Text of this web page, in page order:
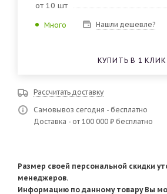
от 10 шт
Много Нашли дешевле?
КУПИТЬ В 1 КЛИК
Рассчитать доставку
Самовывоз сегодня - бесплатно
Доставка - от 100 000 ₽ бесплатно
Размер своей персональной скидки
менеджеров.
Информацию по данному товару Вы